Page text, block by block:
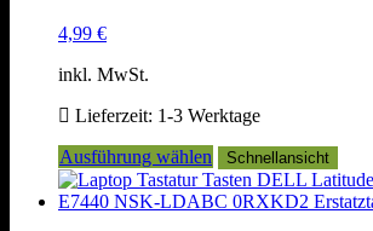
4,99 €
inkl. MwSt.
Lieferzeit: 1-3 Werktage
Ausführung wählen
Dieses
Produkt
weist
Schnellansicht